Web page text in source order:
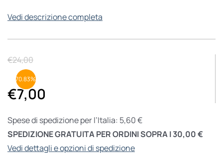
Vedi descrizione completa
€24,00
€7,00
70.83%
Spese di spedizione per l’Italia: 5,60 €
SPEDIZIONE GRATUITA PER ORDINI SOPRA I 30,00 €
Vedi dettagli e opzioni di spedizione